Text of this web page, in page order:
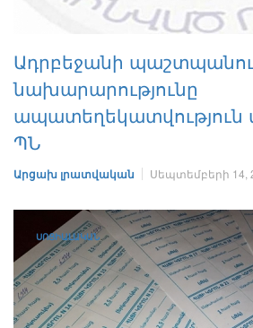
Ադրբեջանի
նախարարությունը
ապատեղեկատվություն
ՊՆ
Արցախ լրատվական Սեպտեմբերի 14,
ՍՈՑԻԱԼԱԿԱՆ